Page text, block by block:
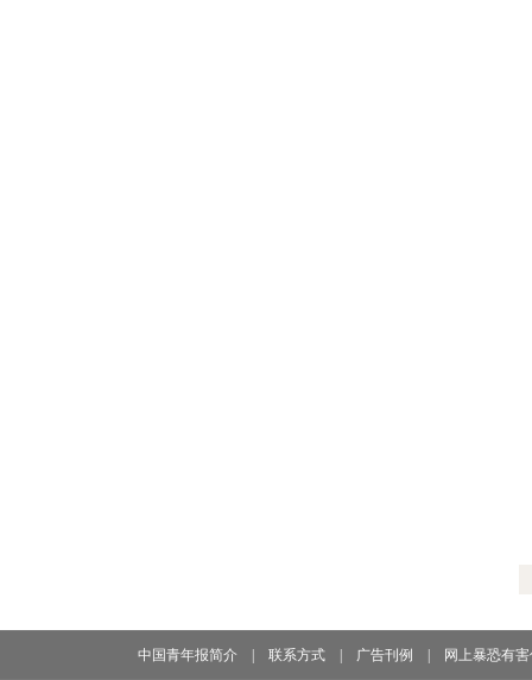
中国青年报简介 | 联系方式 | 广告刊例 | 网上暴恐有